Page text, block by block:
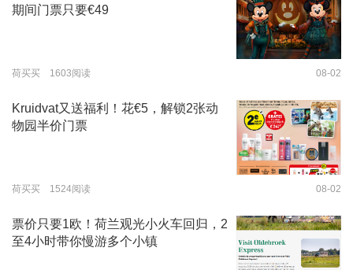
期间门票只要€49
荷买买 1603阅读 08-02
Kruidvat又送福利！花€5，解锁2张动
物园半价门票
荷买买 1524阅读 08-02
票价只要1欧！荷兰观光小火车回归，2
至4小时带你慢游多个小镇